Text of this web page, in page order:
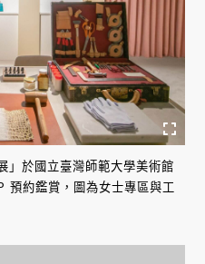
」於國立臺灣師範大學美術館
約鑑賞，圖為女士專區與工